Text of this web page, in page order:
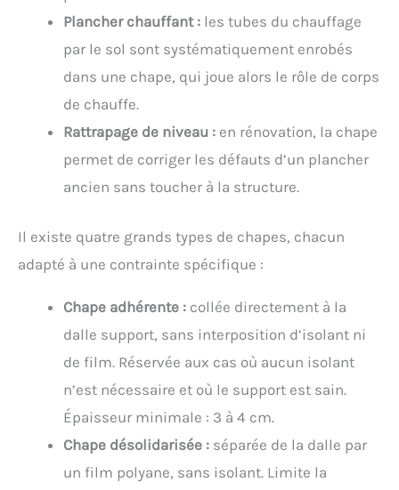
Plancher chauffant : les tubes du chauffage
par le sol sont systématiquement enrobés
dans une chape, qui joue alors le rôle de corps
de chauffe.
Rattrapage de niveau : en rénovation, la chape
permet de corriger les défauts d’un plancher
ancien sans toucher à la structure.
Il existe quatre grands types de chapes, chacun
adapté à une contrainte spécifique :
Chape adhérente : collée directement à la
dalle support, sans interposition d’isolant ni
de film. Réservée aux cas où aucun isolant
n’est nécessaire et où le support est sain.
Épaisseur minimale : 3 à 4 cm.
Chape désolidarisée : séparée de la dalle par
un film polyane, sans isolant. Limite la